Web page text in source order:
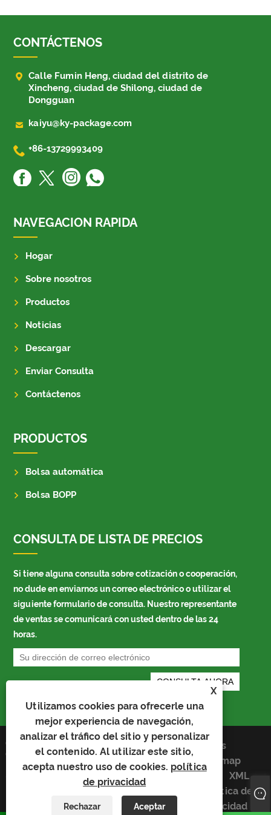
X
Utilizamos cookies para ofrecerle una
mejor experiencia de navegación,
analizar el tráfico del sitio y personalizar
el contenido. Al utilizar este sitio,
acepta nuestro uso de cookies. política
de privacidad
Rechazar Aceptar
CONTÁCTENOS
 Calle Fumin Heng, ciudad del distrito de
Xincheng, ciudad de Shilong, ciudad de
Dongguan
 kaiyu@ky-package.com
 +86-13729993409
NAVEGACION RAPIDA
Hogar
Sobre nosotros
Productos
Noticias
Descargar
Enviar Consulta
Contáctenos
PRODUCTOS
Bolsa automática
Bolsa BOPP
CONSULTA DE LISTA DE PRECIOS
Si tiene alguna consulta sobre cotización o cooperación,
no dude en enviarnos un correo electrónico o utilizar el
siguiente formulario de consulta. Nuestro representante
de ventas se comunicará con usted dentro de las 24
horas.
Copyright © 2023 Kaiyu Package Industry
Co., Limited - Bolsa para automóvil, bolsa
Bopp, bolsa para embalaje para automóvil
- Todos los derechos reservados
Links
Sitemap
XML
política de
privacidad